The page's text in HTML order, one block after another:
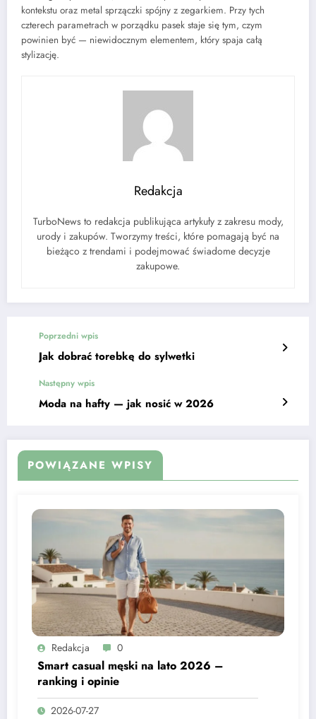
kontekstu oraz metal sprzączki spójny z zegarkiem. Przy tych
czterech parametrach w porządku pasek staje się tym, czym
powinien być — niewidocznym elementem, który spaja całą
stylizację.
Redakcja
TurboNews to redakcja publikująca artykuły z zakresu mody,
urody i zakupów. Tworzymy treści, które pomagają być na
bieżąco z trendami i podejmować świadome decyzje
zakupowe.
Poprzedni wpis
Jak dobrać torebkę do sylwetki
Następny wpis
Moda na hafty — jak nosić w 2026
POWIĄZANE WPISY
Redakcja 0
Smart casual męski na lato 2026 –
ranking i opinie
2026-07-27